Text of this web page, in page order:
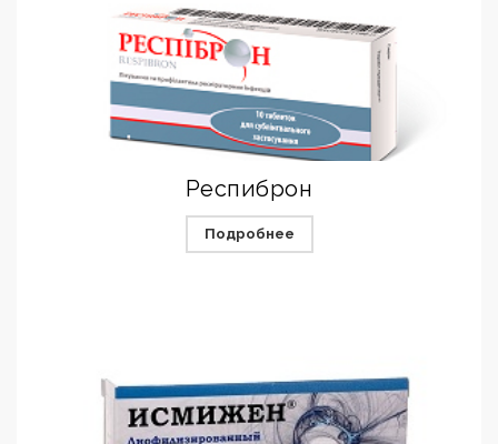
Респиброн
Подробнее